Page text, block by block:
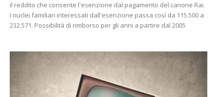
il reddito che consente l'esenzione dal pagamento del canone Rai.
I nuclei familiari interessati dall'esenzione passa così da 115.500 a
232.571. Possibilità di rimborso per gli anni a partire dal 2005